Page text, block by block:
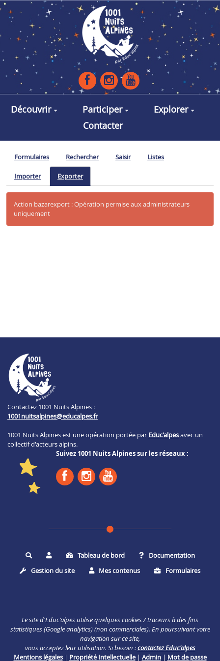
Aller au contenu principal
Découvrir Participer
Explorer
Contacter
Formulaires Rechercher Saisir Listes
Importer Exporter
Action bazarexport : Opération permise aux administrateurs
uniquement
Contactez 1001 Nuits Alpines :
1001nuitsalpines@educalpes.fr
1001 Nuits Alpines est une opération portée par Educ'alpesavec un
collectif d'acteurs alpins.
Suivez 1001 Nuits Alpines sur les réseaux :
Rechercher Tableau de bord
Documentation
Gestion du site
Mes contenus Formulaires
Le site d'Educ'alpes utilise quelques cookies / traceurs à des fins
statistiques (Google analytics) (non commerciales). En poursuivant votre
navigation sur ce site,
vous acceptez leur utilisation. Si besoin :contactez Educ'alpes
Mentions légales| Propriété Intellectuelle| Admin| Mot de passe